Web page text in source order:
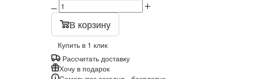
В корзину
Купить в 1 клик
Рассчитать доставку
Хочу в подарок